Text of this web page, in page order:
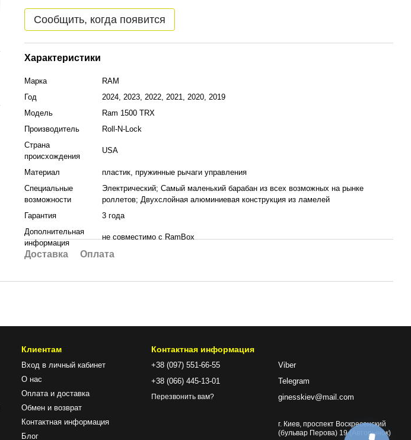
Сообщить, когда появится
Характеристики
Марка
RAM
Год
2024, 2023, 2022, 2021, 2020, 2019
Модель
Ram 1500 TRX
Производитель
Roll-N-Lock
Страна
происхождения
USA
Материал
пластик, пружинные рычаги управления
Специальные
возможности
Электрический; Самый маленький барабан из всех возможных на рынке
роллетов; Двухслойная алюминиевая конструкция из ламелей
Гарантия
3 года
Дополнительная
информация
не совместимо с RamBox
Доставка Оплата
Клиентам
Вход в личный кабинет
О нас
Оплата и доставка
Обмен и возврат
Контактная информация
Блог
Контактная информация
+38 (097) 551-66-55
+38 (066) 445-13-01
Перезвонить вам?
Viber
Telegram
ginesskiev@mail.com
г. Киев, проспект Воскресенский
(бульвар Перова) 19 (Авторынок)